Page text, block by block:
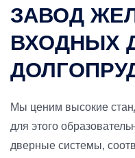
ЗАВОД
ВХОДНЫХ
Мы ценим высокие
для этого
дверные системы,